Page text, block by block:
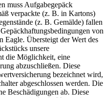
muss Aufgabegepäck
verpackte (z. B. in Kartons)
(z. B. Gemälde) fallen
von
Eagle. Übersteigt der Wert des
unsere
die Möglichkeit, eine
abzuschließen. Diese
bezeichnet wird,
abgeschlossen werden. Die
Beschädigungen ab. Diese